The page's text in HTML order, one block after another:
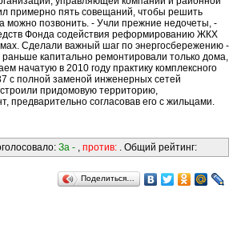
примерно пять совещаний, чтобы решить
можно позвонить. - Учли прежние недочеты, -
Фонда содействия реформированию ЖКХ
Сделали важный шаг по энергосбережению -
капитально ремонтировали только дома,
начатую в 2010 году практику комплексного
с полной заменой инженерных сетей
придомовую территорию,
предварительно согласовав его с жильцами.
За - , против: . Общий рейтинг:
Поделиться…